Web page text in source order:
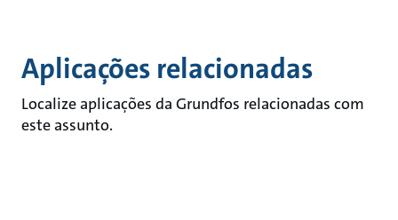
Aplicações relacionadas
Localize aplicações da Grundfos relacionadas com
este assunto.